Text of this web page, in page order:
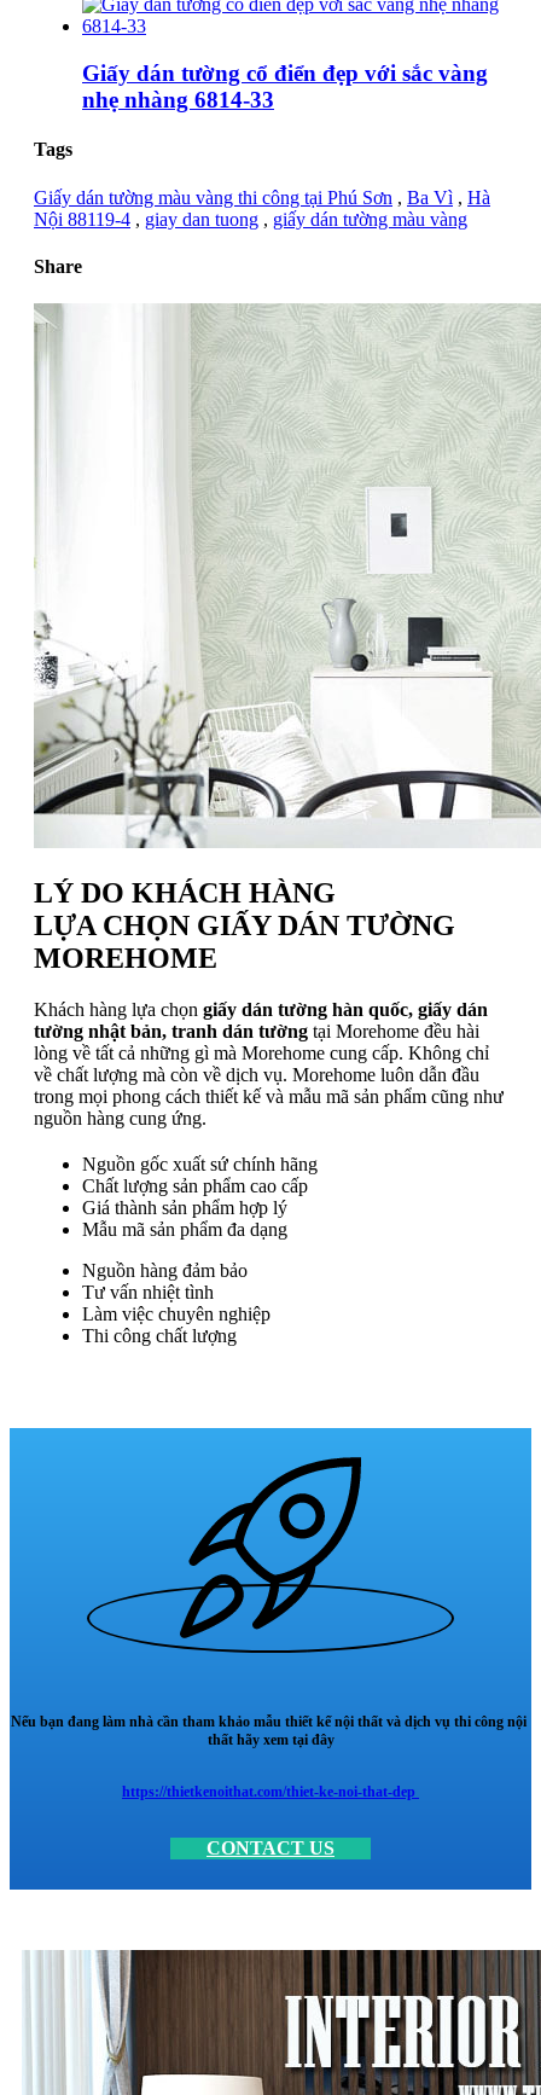
Giấy dán tường cổ điển đẹp với sắc vàng
nhẹ nhàng 6814-33
Tags
Giấy dán tường màu vàng thi công tại Phú Sơn , Ba Vì , Hà
Nội 88119-4 , giay dan tuong , giấy dán tường màu vàng
Share
LÝ DO KHÁCH HÀNG
LỰA CHỌN GIẤY DÁN TƯỜNG
MOREHOME
Khách hàng lựa chọn giấy dán tường hàn quốc, giấy dán
tường nhật bản, tranh dán tường tại Morehome đều hài
lòng về tất cả những gì mà Morehome cung cấp. Không chỉ
về chất lượng mà còn về dịch vụ. Morehome luôn dẫn đầu
trong mọi phong cách thiết kế và mẫu mã sản phẩm cũng như
nguồn hàng cung ứng.
Nguồn gốc xuất sứ chính hãng
Chất lượng sản phẩm cao cấp
Giá thành sản phẩm hợp lý
Mẫu mã sản phẩm đa dạng
Nguồn hàng đảm bảo
Tư vấn nhiệt tình
Làm việc chuyên nghiệp
Thi công chất lượng
Nếu bạn đang làm nhà cần tham khảo mẫu thiết kế nội thất và dịch vụ thi công nội
thất hãy xem tại đây
https://thietkenoithat.com/thiet-ke-noi-that-dep
CONTACT US